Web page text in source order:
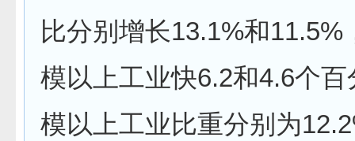
比分别增长13.1%和11.5%
模以上工业快6.2和4.6个
模以上工业比重分别为